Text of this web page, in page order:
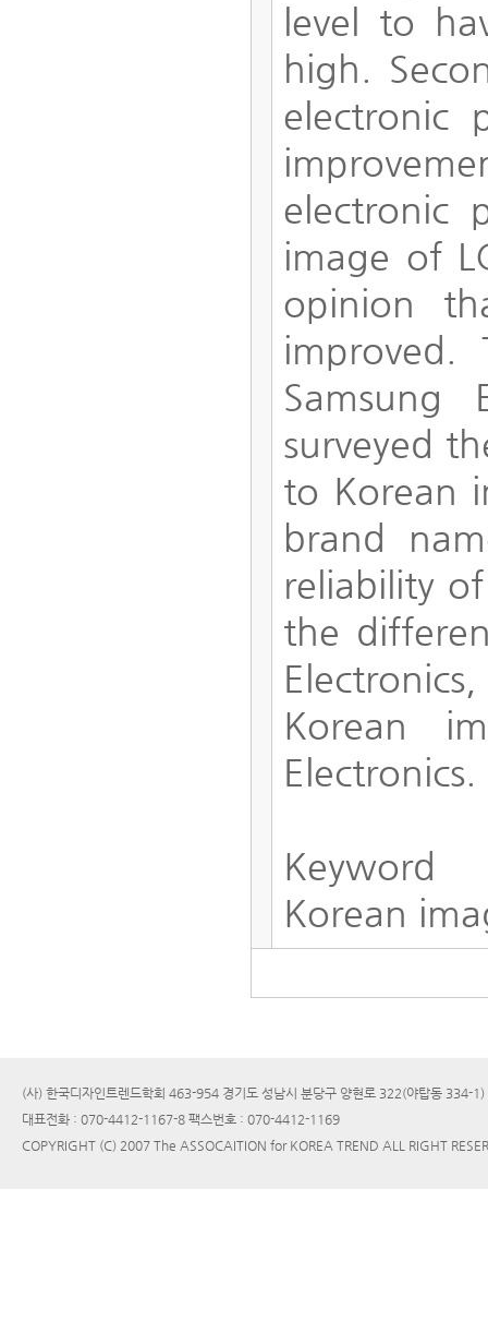
level to
high.
electronic
electronic
image of
opinion
Samsung
surveyed
to Korean
brand
reliability
the
Korean
Electronics.
Keyword
Korean
(사) 한국디자인트렌드학회 463-954 경기도 성남시 분당구 양현로 322(야탑동 334-
대표전화 : 070-4412-1167-8 팩스번호 : 070-4412-1169
COPYRIGHT (C) 2007 The ASSOCAITION for KOREA TREND ALL RIGHT